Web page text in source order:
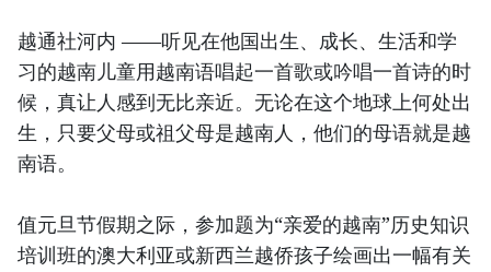
越通社河内 ——听见在他国出生、成长、生活和学
习的越南儿童用越南语唱起一首歌或吟唱一首诗的时
候，真让人感到无比亲近。无论在这个地球上何处出
生，只要父母或祖父母是越南人，他们的母语就是越
南语。
值元旦节假期之际，参加题为“亲爱的越南”历史知识
培训班的澳大利亚或新西兰越侨孩子绘画出一幅有关